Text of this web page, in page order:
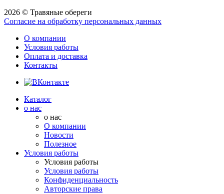
2026 © Травяные обереги
Согласие на обработку персональных данных
О компании
Условия работы
Оплата и доставка
Контакты
Каталог
о нас
о нас
О компании
Новости
Полезное
Условия работы
Условия работы
Условия работы
Конфиденциальность
Авторские права